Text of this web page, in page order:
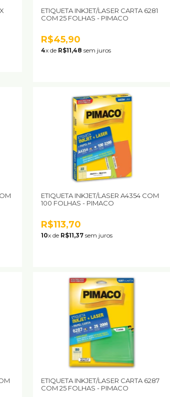
ETIQUETA INKJET/LASER CARTA 6281
COM 25 FOLHAS - PIMACO
R$45,90
4x de R$11,48 sem juros
ETIQUETA INKJET/LASER A4354 COM
100 FOLHAS - PIMACO
R$113,70
10x de R$11,37 sem juros
ETIQUETA INKJET/LASER CARTA 6287
COM 25 FOLHAS - PIMACO